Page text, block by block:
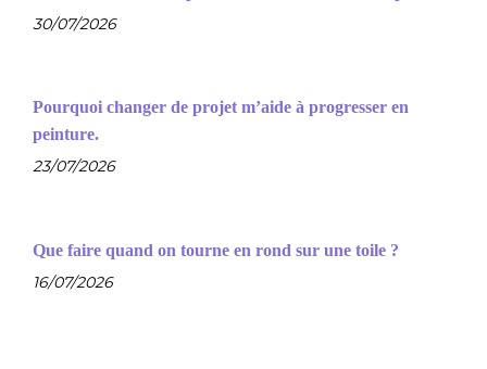
30/07/2026
Pourquoi changer de projet m’aide à progresser en
peinture.
23/07/2026
Que faire quand on tourne en rond sur une toile ?
16/07/2026